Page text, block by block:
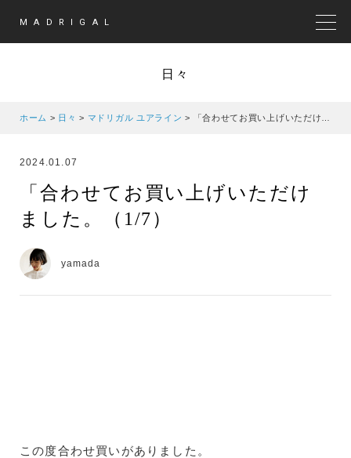
MADRIGAL
日々
ホーム > 日々 > マドリガル ユアライン > 「合わせてお買い上げいただけました。（1/7）
2024.01.07
「合わせてお買い上げいただけ
ました。（1/7）
yamada
この度合わせ買いがありました。